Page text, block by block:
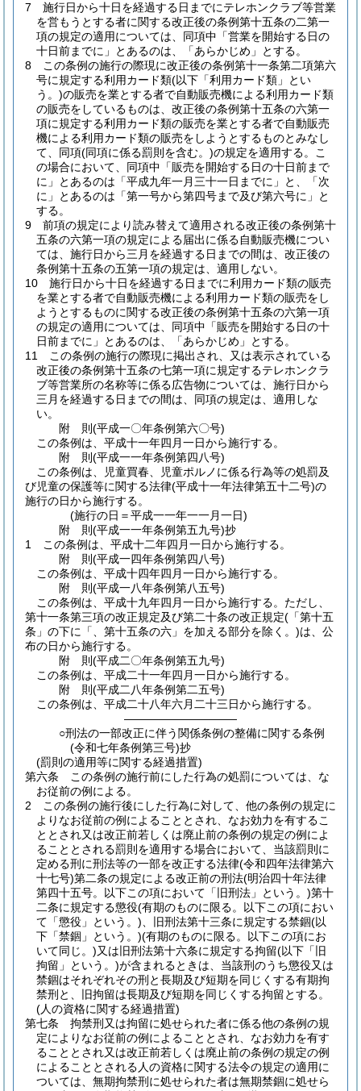
7
施行日から十日を経過する日までにテレホンクラブ等営業
を営もうとする者に関する改正後の条例第十五条の二第一
項の規定の適用については、同項中「営業を開始する日の
十日前までに」とあるのは、「あらかじめ」とする。
8
この条例の施行の際現に改正後の条例第十一条第二項第六
号に規定する利用カード類(以下「利用カード類」とい
う。)の販売を業とする者で自動販売機による利用カード類
の販売をしているものは、改正後の条例第十五条の六第一
項に規定する利用カード類の販売を業とする者で自動販売
機による利用カード類の販売をしようとするものとみなし
て、同項(同項に係る罰則を含む。)の規定を適用する。
こ
の場合において、同項中「販売を開始する日の十日前まで
に」とあるのは「平成九年一月三十一日までに」と、「次
に」とあるのは「第一号から第四号まで及び第六号に」と
する。
9
前項の規定により読み替えて適用される改正後の条例第十
五条の六第一項の規定による届出に係る自動販売機につい
ては、施行日から三月を経過する日までの間は、改正後の
条例第十五条の五第一項の規定は、適用しない。
10
施行日から十日を経過する日までに利用カード類の販売
を業とする者で自動販売機による利用カード類の販売をし
ようとするものに関する改正後の条例第十五条の六第一項
の規定の適用については、同項中「販売を開始する日の十
日前までに」とあるのは、「あらかじめ」とする。
11
この条例の施行の際現に掲出され、又は表示されている
改正後の条例第十五条の七第一項に規定するテレホンクラ
ブ等営業所の名称等に係る広告物については、施行日から
三月を経過する日までの間は、同項の規定は、適用しな
い。
附 則(平成一〇年条例第六〇号)
この条例は、平成十一年四月一日から施行する。
附 則(平成一一年条例第四八号)
この条例は、児童買春、児童ポルノに係る行為等の処罰及
び児童の保護等に関する法律(平成十一年法律第五十二号)の
施行の日から施行する。
(施行の日＝平成一一年一一月一日)
附 則(平成一一年条例第五九号)抄
1
この条例は、平成十二年四月一日から施行する。
附 則(平成一四年条例第四八号)
この条例は、平成十四年四月一日から施行する。
附 則(平成一八年条例第八五号)
この条例は、平成十九年四月一日から施行する。 ただし、
第十一条第三項の改正規定及び第二十条の改正規定(「第十五
条」の下に「、第十五条の六」を加える部分を除く。)は、公
布の日から施行する。
附 則(平成二〇年条例第五九号)
この条例は、平成二十一年四月一日から施行する。
附 則(平成二八年条例第二五号)
この条例は、平成二十八年六月二十三日から施行する。
――――――――――
○刑法の一部改正に伴う関係条例の整備に関する条例
(令和七年条例第三号)抄
(罰則の適用等に関する経過措置)
第六条
この条例の施行前にした行為の処罰については、な
お従前の例による。
2
この条例の施行後にした行為に対して、他の条例の規定に
よりなお従前の例によることとされ、なお効力を有するこ
ととされ又は改正前若しくは廃止前の条例の規定の例によ
ることとされる罰則を適用する場合において、当該罰則に
定める刑に刑法等の一部を改正する法律(令和四年法律第六
十七号)第二条の規定による改正前の刑法(明治四十年法律
第四十五号。以下この項において「旧刑法」という。)第十
二条に規定する懲役(有期のものに限る。以下この項におい
て「懲役」という。) 、旧刑法第十三条に規定する禁錮(以
下「禁錮」という。)(有期のものに限る。以下この項にお
いて同じ。)又は旧刑法第十六条に規定する拘留(以下「旧
拘留」という。)が含まれるときは、当該刑のうち懲役又は
禁錮はそれぞれその刑と長期及び短期を同じくする有期拘
禁刑と、旧拘留は長期及び短期を同じくする拘留とする。
(人の資格に関する経過措置)
第七条
拘禁刑又は拘留に処せられた者に係る他の条例の規
定によりなお従前の例によることとされ、なお効力を有す
ることとされ又は改正前若しくは廃止前の条例の規定の例
によることとされる人の資格に関する法令の規定の適用に
ついては、無期拘禁刑に処せられた者は無期禁錮に処せら